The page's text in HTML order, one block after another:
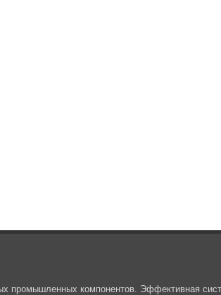
промышленных компонентов. Эффективная